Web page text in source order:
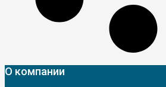
О компании